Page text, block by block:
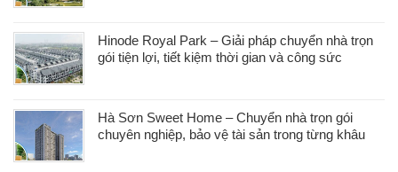
Hinode Royal Park – Giải pháp chuyển nhà trọn
gói tiện lợi, tiết kiệm thời gian và công sức
Hà Sơn Sweet Home – Chuyển nhà trọn gói
chuyên nghiệp, bảo vệ tài sản trong từng khâu